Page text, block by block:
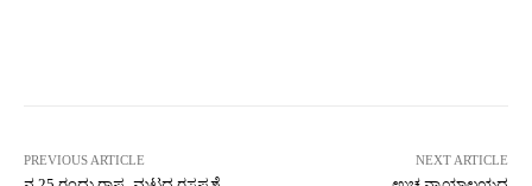
PREVIOUS ARTICLE NEXT ARTICLE